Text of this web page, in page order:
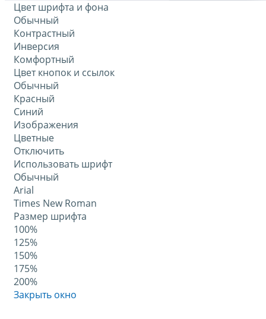
Цвет шрифта и фона
Обычный
Контрастный
Инверсия
Комфортный
Цвет кнопок и ссылок
Обычный
Красный
Синий
Изображения
Цветные
Отключить
Использовать шрифт
Обычный
Arial
Times New Roman
Размер шрифта
100%
125%
150%
175%
200%
Закрыть окно